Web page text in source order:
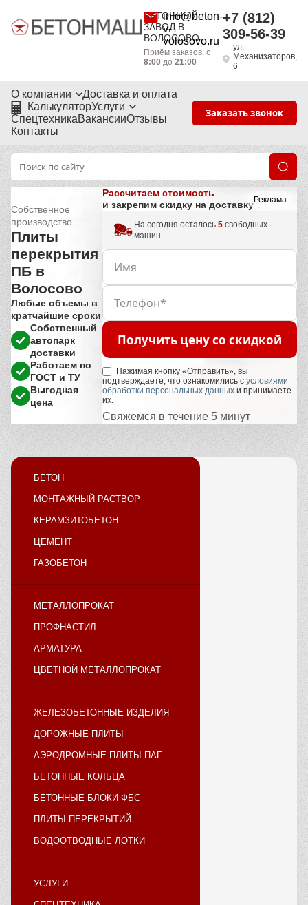
БЕТОННЫЙ
ЗАВОД В
ВОЛОСОВО
info@beton-
v-
volosovo.ru
Приём заказов: с
8:00 до 21:00
+7 (812)
309-56-39
ул.
Механизаторов,
6
О компании
Доставка и оплата
КалькуляторУслуги
СпецтехникаВакансииОтзывы
Контакты
Заказать звонок
Реклама
Собственное
производство
Плиты
перекрытия
ПБ в
Волосово
Любые объемы в
кратчайшие сроки
Собственный
автопарк
доставки
Работаем по
ГОСТ и ТУ
Выгодная
цена
Рассчитаем стоимость
и закрепим скидку на доставку
На сегодня осталось 5свободных
машин
Получить цену со скидкой
Нажимая кнопку «Отправить», вы
подтверждаете, что ознакомились с условиями
обработки персональных данныхи принимаете
их.
Свяжемся в течение 5 минут
БЕТОН
МОНТАЖНЫЙ РАСТВОР
КЕРАМЗИТОБЕТОН
ЦЕМЕНТ
ГАЗОБЕТОН
МЕТАЛЛОПРОКАТ
ПРОФНАСТИЛ
АРМАТУРА
ЦВЕТНОЙ МЕТАЛЛОПРОКАТ
ЖЕЛЕЗОБЕТОННЫЕ ИЗДЕЛИЯ
ДОРОЖНЫЕ ПЛИТЫ
АЭРОДРОМНЫЕ ПЛИТЫ ПАГ
БЕТОННЫЕ КОЛЬЦА
БЕТОННЫЕ БЛОКИ ФБС
ПЛИТЫ ПЕРЕКРЫТИЙ
ВОДООТВОДНЫЕ ЛОТКИ
УСЛУГИ